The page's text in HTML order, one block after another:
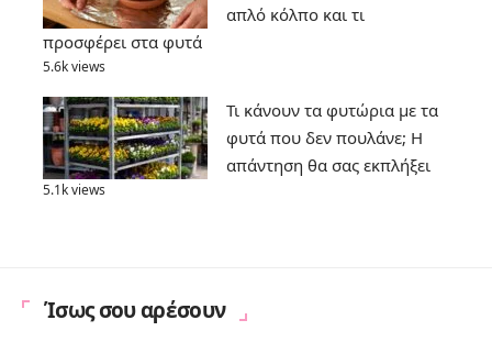
απλό κόλπο και τι
προσφέρει στα φυτά
5.6k views
Τι κάνουν τα φυτώρια με τα
φυτά που δεν πουλάνε; Η
απάντηση θα σας εκπλήξει
5.1k views
Ίσως σου αρέσουν